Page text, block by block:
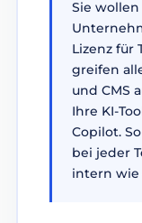
Sie
Lizenz für
greifen
und CMS
Ihre KI-
Copilot.
bei jeder
intern wie